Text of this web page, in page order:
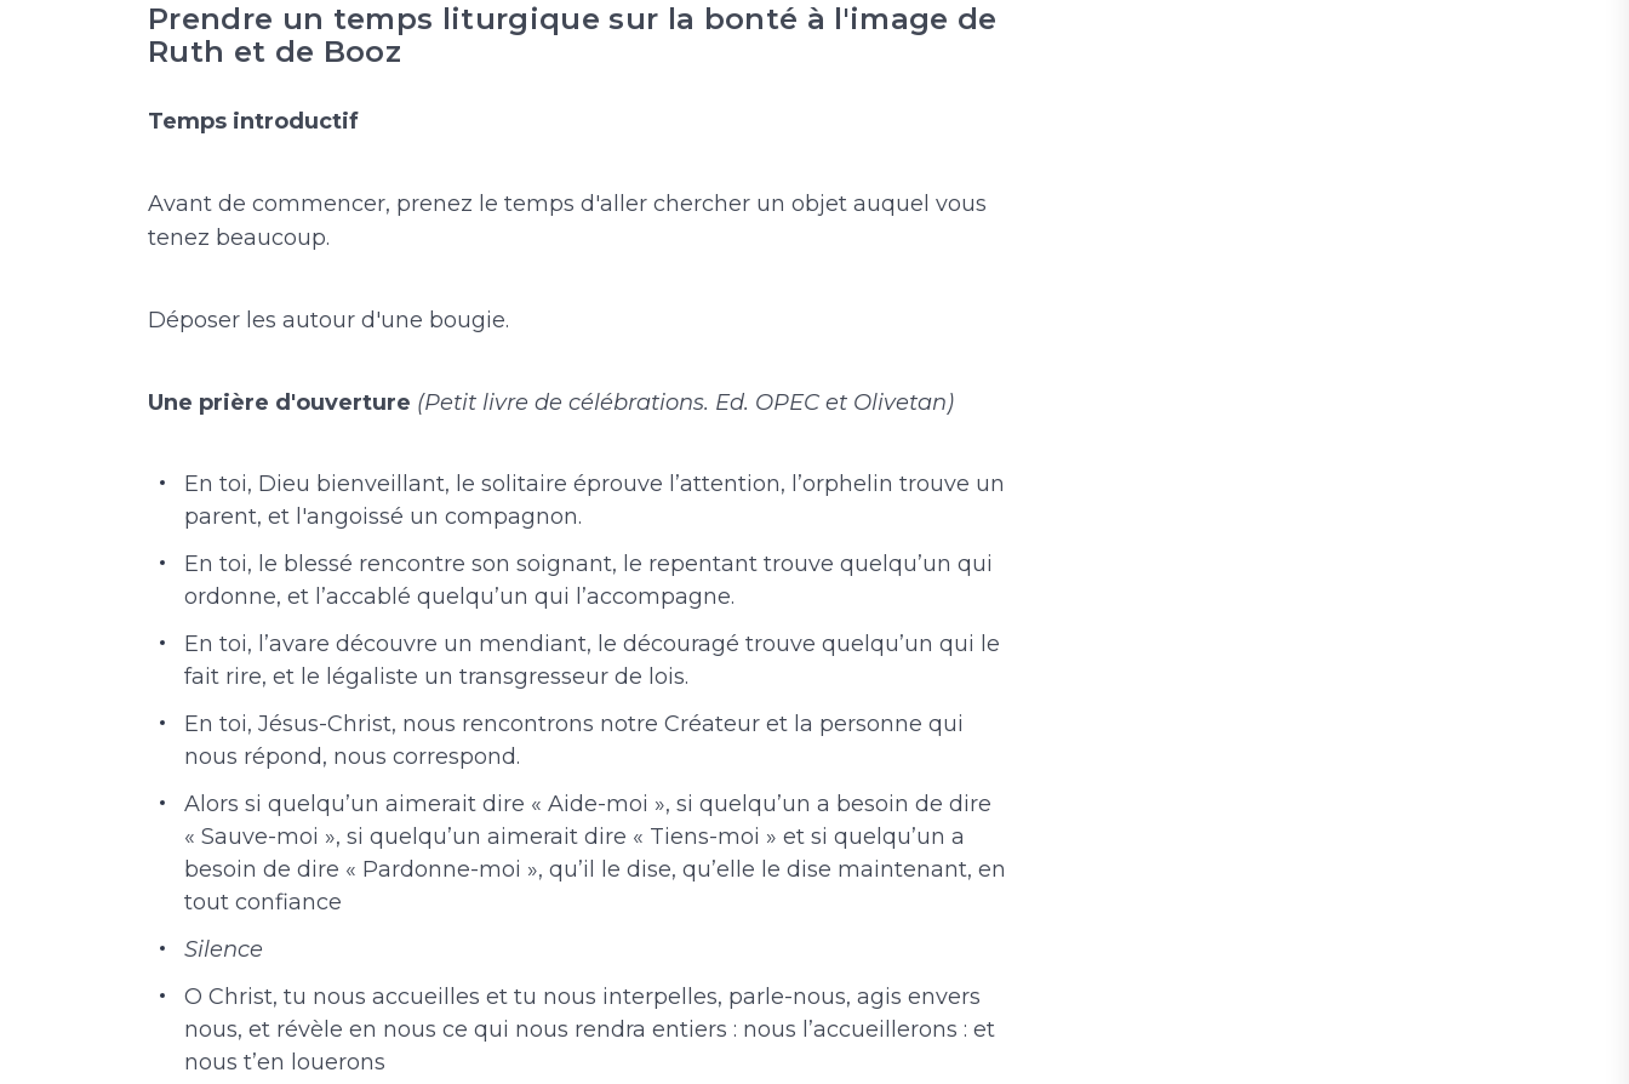
Prendre un temps liturgique sur la bonté à l'image de
Ruth et de Booz
Temps introductif
Avant de commencer, prenez le temps d'aller chercher un objet auquel vous
tenez beaucoup.
Déposer les autour d'une bougie.
Une prière d'ouverture (Petit livre de célébrations. Ed. OPEC et Olivetan)
En toi, Dieu bienveillant, le solitaire éprouve l’attention, l’orphelin trouve un
parent, et l'angoissé un compagnon.
En toi, le blessé rencontre son soignant, le repentant trouve quelqu’un qui
ordonne, et l’accablé quelqu’un qui l’accompagne.
En toi, l’avare découvre un mendiant, le découragé trouve quelqu’un qui le
fait rire, et le légaliste un transgresseur de lois.
En toi, Jésus-Christ, nous rencontrons notre Créateur et la personne qui
nous répond, nous correspond.
Alors si quelqu’un aimerait dire « Aide-moi », si quelqu’un a besoin de dire
« Sauve-moi », si quelqu’un aimerait dire « Tiens-moi » et si quelqu’un a
besoin de dire « Pardonne-moi », qu’il le dise, qu’elle le dise maintenant, en
tout confiance
Silence
O Christ, tu nous accueilles et tu nous interpelles, parle-nous, agis envers
nous, et révèle en nous ce qui nous rendra entiers : nous l’accueillerons : et
nous t’en louerons